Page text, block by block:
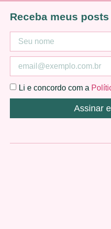
Receba meus
Li e concordo com a
Assinar